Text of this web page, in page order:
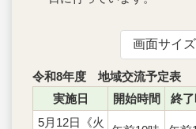
画面サイ
令和8年度 地域交流予定表
実施日
開始時間 終
5月12日《火